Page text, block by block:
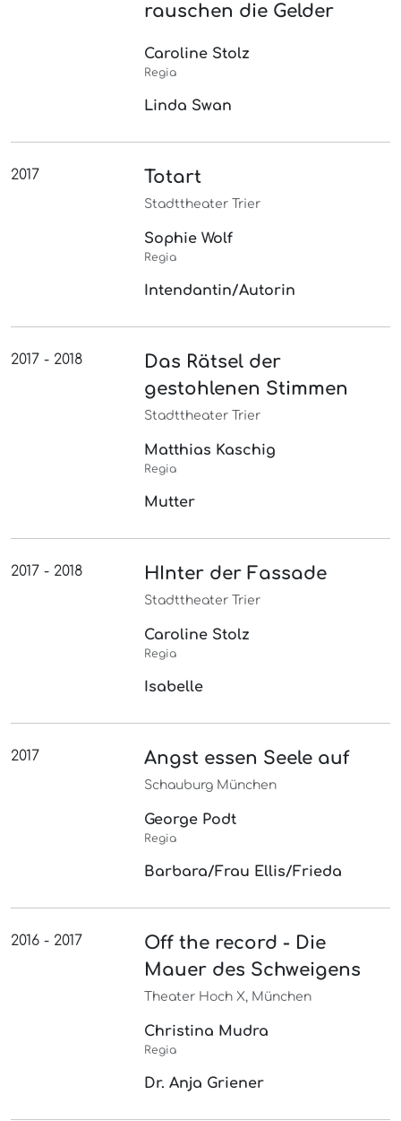
rauschen die Gelder
Caroline Stolz
Regia
Linda Swan
2017 Totart
Stadttheater Trier
Sophie Wolf
Regia
Intendantin/Autorin
2017 - 2018
Das Rätsel der
gestohlenen Stimmen
Stadttheater Trier
Matthias Kaschig
Regia
Mutter
2017 - 2018 HInter der Fassade
Stadttheater Trier
Caroline Stolz
Regia
Isabelle
2017 Angst essen Seele auf
Schauburg München
George Podt
Regia
Barbara/Frau Ellis/Frieda
2016 - 2017
Off the record - Die
Mauer des Schweigens
Theater Hoch X, München
Christina Mudra
Regia
Dr. Anja Griener